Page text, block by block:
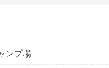
ンプ場